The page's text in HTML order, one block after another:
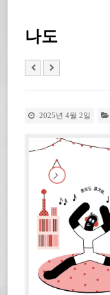
나도
2025년 4월 2일